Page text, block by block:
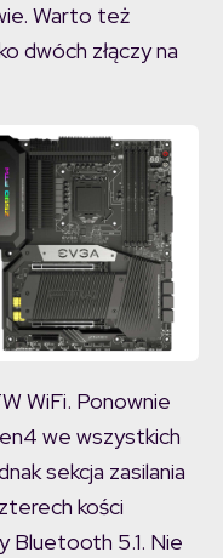
Warto też
dwóch złączy na
WiFi. Ponownie
we wszystkich
sekcja zasilania
kości
Bluetooth 5.1. Nie